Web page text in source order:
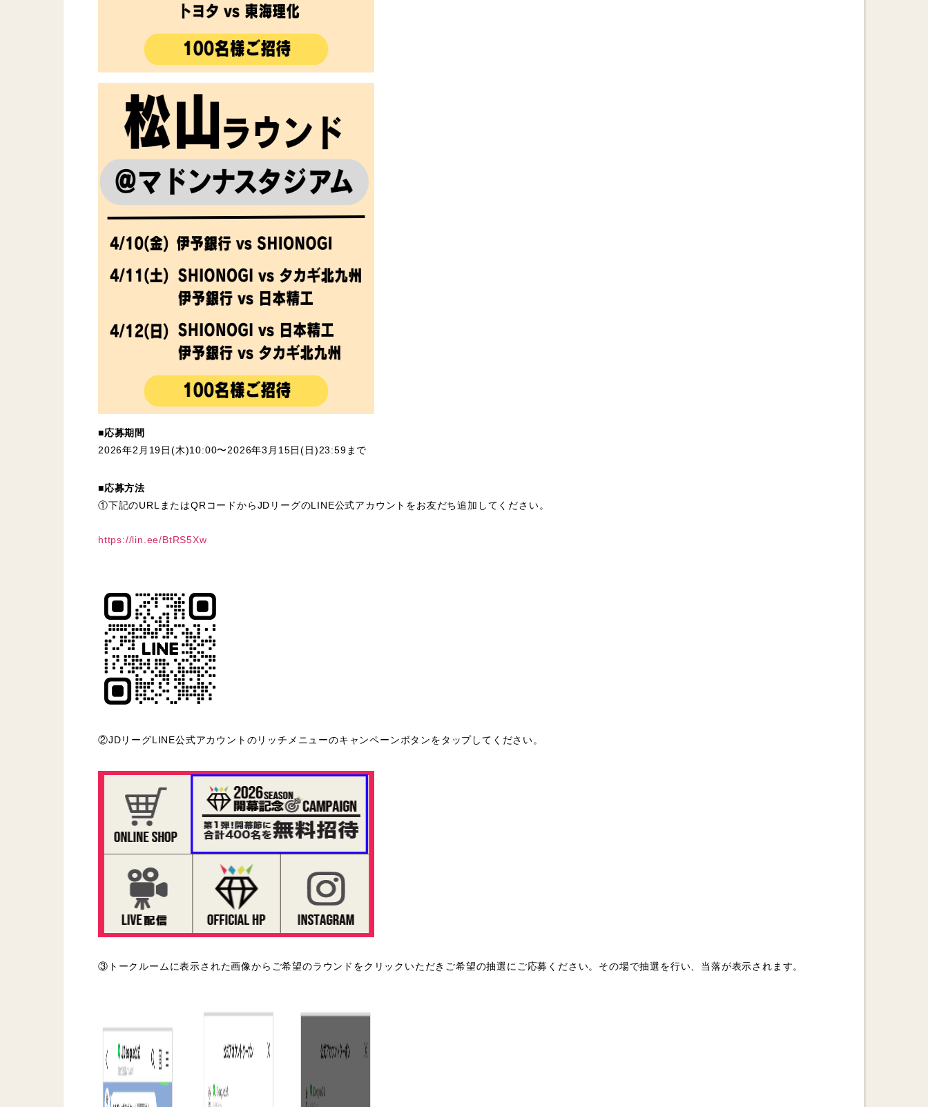
■応募期間
2026年2月19日(木)10:00〜2026年3月15日(日)23:59まで
■応募方法
①下記のURLまたはQRコードからJDリーグのLINE公式アカウントをお友だち追加してください。
https://lin.ee/BtRS5Xw
②JDリーグLINE公式アカウントのリッチメニューのキャンペーンボタンをタップしてください。
③トークルームに表示された画像からご希望のラウンドをクリックいただきご希望の抽選にご応募ください。その場で抽選を行い、当落が表示されます。